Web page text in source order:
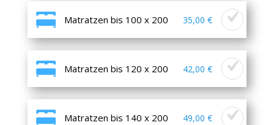
Matratzen bis 100 x 200 35,00 €
Matratzen bis 120 x 200 42,00 €
Matratzen bis 140 x 200 49,00 €